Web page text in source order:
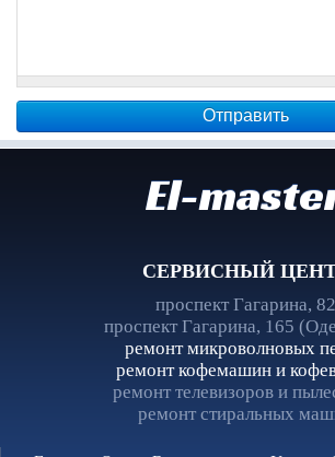
El-
СЕРВИСНЫЙ
проспект Гагарина, 82
проспект Гагарина, 165
ремонт микроволновых
ремонт кофемашин и
ремонт телевизоров и
ремонт стиральных